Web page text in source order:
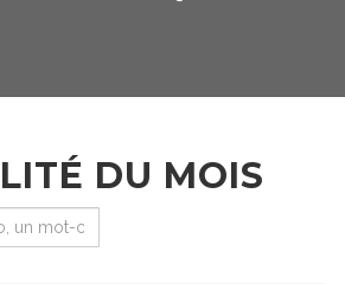
DU MOIS